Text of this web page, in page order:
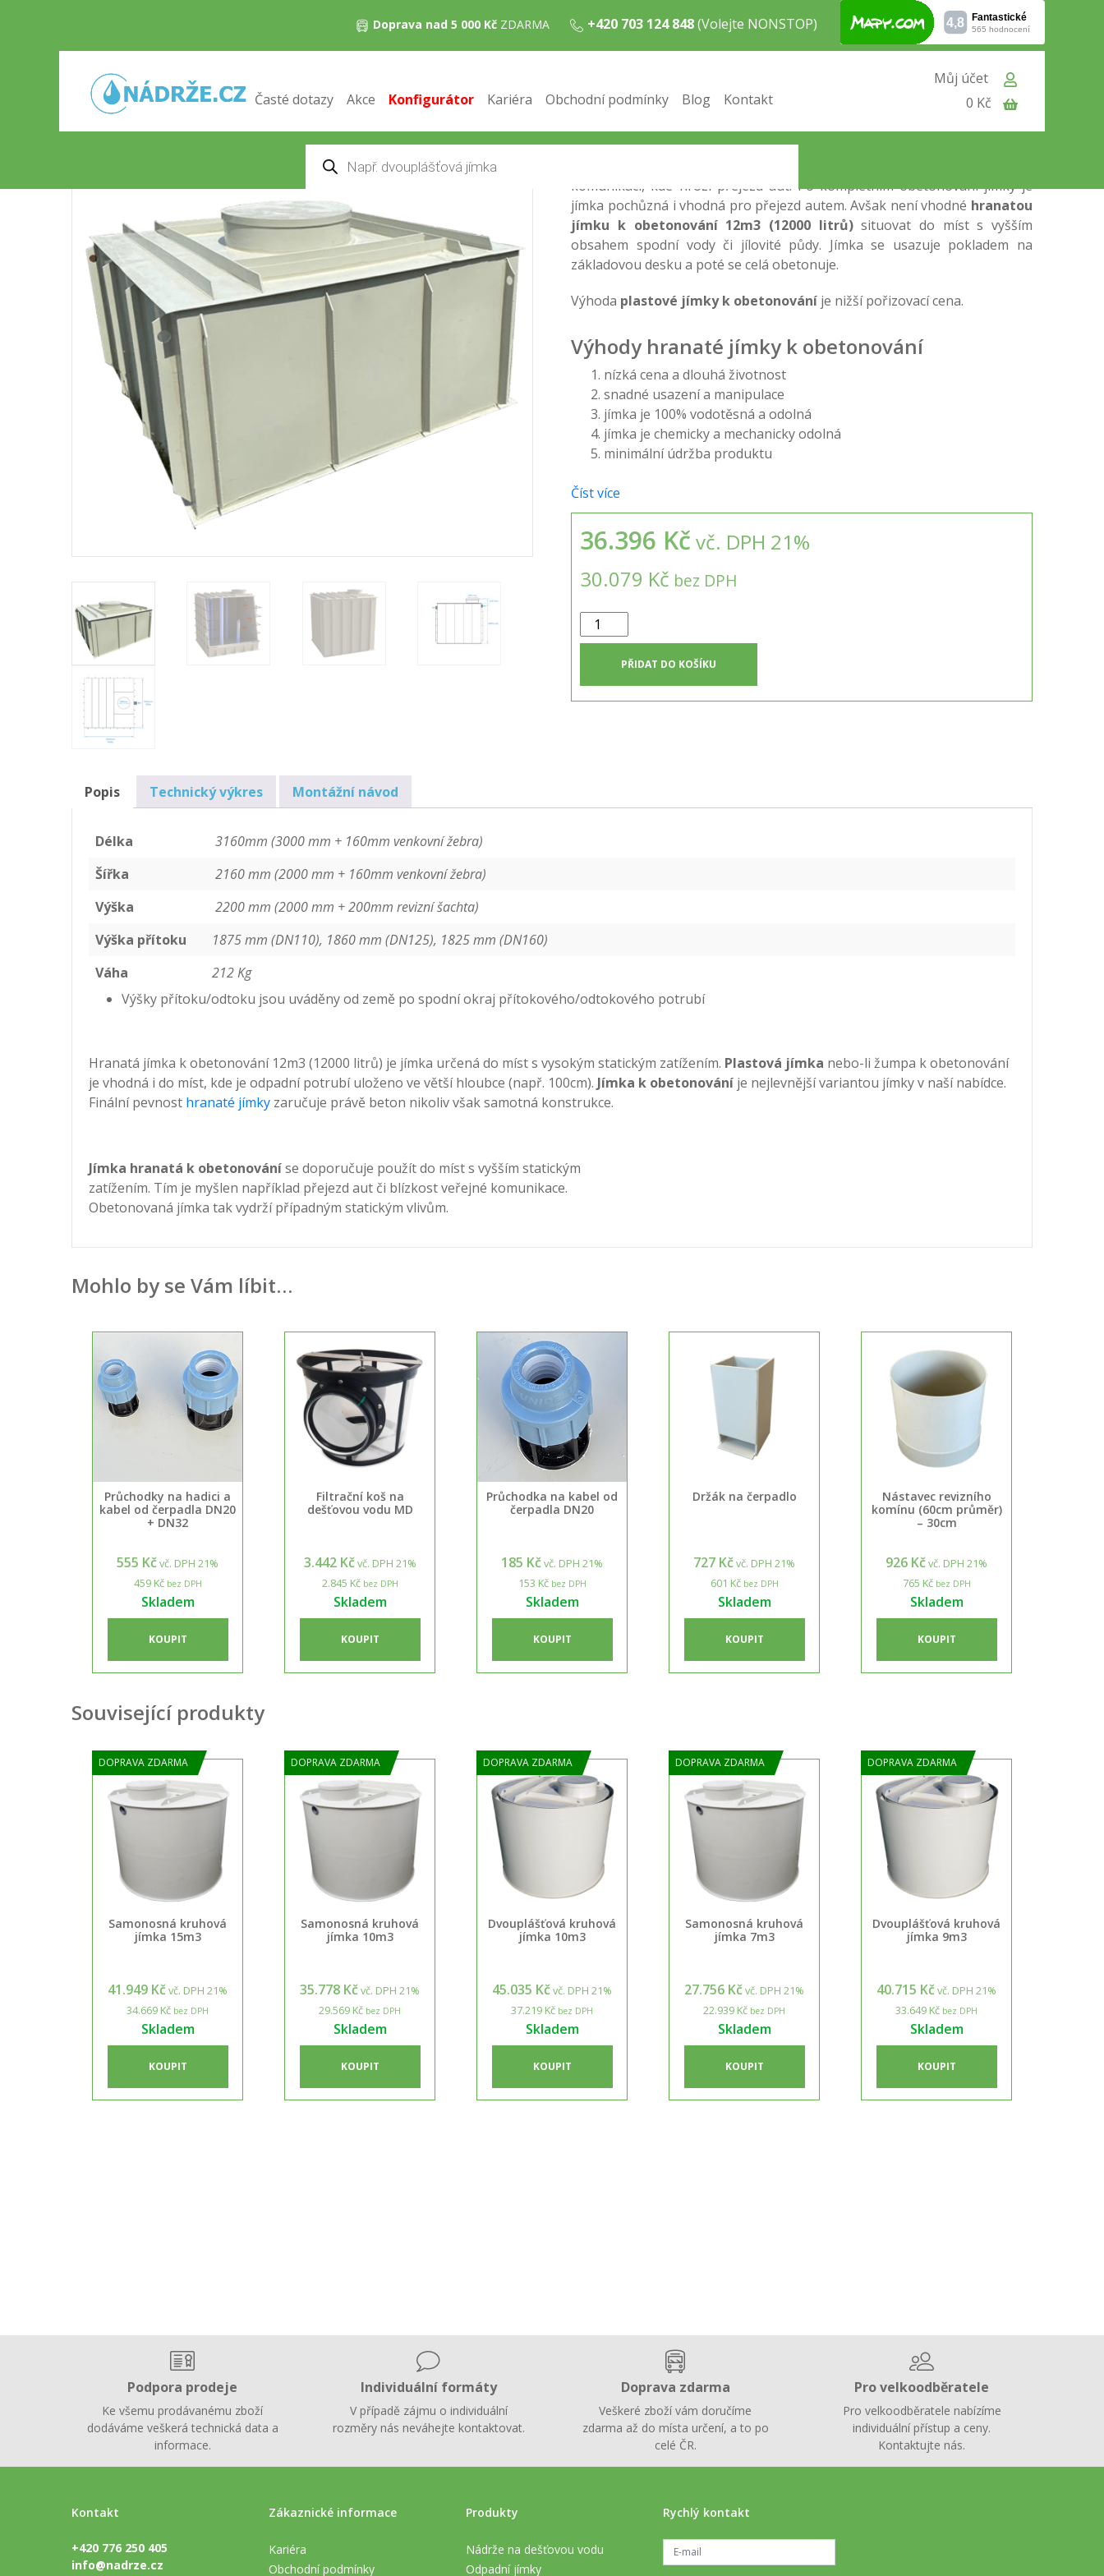
Doprava nad 5 000 Kč ZDARMA +420 703 124 848(Volejte NONSTOP)
Časté dotazy Akce Konfigurátor Kariéra Obchodní podmínky Blog Kontakt
Můj účet
0 Kč
Products
search
Hranatá jímka k obetonování 12m3
Domů/Odpadní jímky
Hranatá jímka k obetonování
je vyrobena
obetonovat stěny, dno i horní část jímky.
komunikací, kde hrozí přejezd aut. Po kompletním obetonování jímky je
jímka pochůzná i vhodná pro přejezd autem. Avšak není vhodné hranatou
jímku k obetonování 12m3 (12000 litrů)situovat do míst s vyšším
obsahem spodní vody či jílovité půdy. Jímka se usazuje pokladem na
základovou desku a poté se celá obetonuje.
Výhoda plastové jímky k obetonování je nižší pořizovací cena.
Výhody hranaté jímky k obetonování
nízká cena a dlouhá životnost
snadné usazení a manipulace
jímka je 100% vodotěsná a odolná
jímka je chemicky a mechanicky odolná
minimální údržba produktu
Číst více
36.396 Kč vč. DPH 21%
30.079 Kč bez DPH
Hranatá
jímka
12m3
PŘIDAT DO KOŠÍKU
Popis Technický výkres Montážní návod
Délka
3160mm (3000 mm + 160mm venkovní žebra)
Šířka
2160 mm (2000 mm + 160mm venkovní žebra)
Výška
2200 mm (2000 mm + 200mm revizní šachta)
Výška přítoku
1875 mm (DN110), 1860 mm (DN125), 1825 mm (DN160)
Váha
212 Kg
Výšky přítoku/odtoku jsou uváděny od země po spodní okraj přítokového/odtokového potrubí
Hranatá jímka k obetonování 12m3 (12000 litrů) je jímka určená do míst s vysokým statickým zatížením. Plastová jímka nebo-li žumpa k obetonování
je vhodná i do míst, kde je odpadní potrubí uloženo ve větší hloubce (např. 100cm). Jímka k obetonování je nejlevnější variantou jímky v naší nabídce.
Finální pevnost hranaté jímky zaručuje právě beton nikoliv však samotná konstrukce.
Jímka hranatá k obetonováníse doporučuje použít do míst s vyšším statickým
zatížením. Tím je myšlen například přejezd aut či blízkost veřejné komunikace.
Obetonovaná jímka tak vydrží případným statickým vlivům.
Mohlo by se Vám líbit…
Průchodky na hadici a
kabel od čerpadla DN20
+ DN32
555 Kčvč. DPH 21%
459 Kčbez DPH
Skladem
KOUPIT
Filtrační koš na
dešťovou vodu MD
3.442 Kčvč. DPH 21%
2.845 Kčbez DPH
Skladem
KOUPIT
Průchodka na kabel od
čerpadla DN20
185 Kčvč. DPH 21%
153 Kčbez DPH
Skladem
KOUPIT
Držák na čerpadlo
727 Kčvč. DPH 21%
601 Kčbez DPH
Skladem
KOUPIT
Nástavec revizního
komínu (60cm průměr)
– 30cm
926 Kčvč. DPH 21%
765 Kčbez DPH
Skladem
KOUPIT
Související produkty
DOPRAVA ZDARMA
Samonosná kruhová
jímka 15m3
41.949 Kčvč. DPH 21%
34.669 Kč bez DPH
Skladem
KOUPIT
DOPRAVA ZDARMA
Samonosná kruhová
jímka 10m3
35.778 Kčvč. DPH 21%
29.569 Kč bez DPH
Skladem
KOUPIT
DOPRAVA ZDARMA
Dvouplášťová kruhová
jímka 10m3
45.035 Kčvč. DPH 21%
37.219 Kč bez DPH
Skladem
KOUPIT
DOPRAVA ZDARMA
Samonosná kruhová
jímka 7m3
27.756 Kčvč. DPH 21%
22.939 Kč bez DPH
Skladem
KOUPIT
DOPRAVA ZDARMA
Dvouplášťová kruhová
jímka 9m3
40.715 Kčvč. DPH 21%
33.649 Kč bez DPH
Skladem
KOUPIT
Podpora prodeje
Ke všemu prodávanému zboží
dodáváme veškerá technická data a
informace.
Individuální formáty
V případě zájmu o individuální
rozměry nás neváhejte kontaktovat.
Doprava zdarma
Veškeré zboží vám doručíme
zdarma až do místa určení, a to po
celé ČR.
Pro velkoodběratele
Pro velkoodběratele nabízíme
individuální přístup a ceny.
Kontaktujte nás.
Kontakt
+420 776 250 405
info@nadrze.cz
Zákaznické informace
Kariéra
Obchodní podmínky
Produkty
Nádrže na dešťovou vodu
Odpadní jímky
Rychlý kontakt